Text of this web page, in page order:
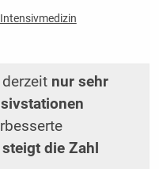
nur sehr
steigt die Zahl